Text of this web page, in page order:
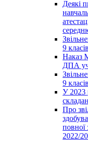
Деякі
9 класів
Наказ
ДПА
9
У 2023
Про
повної
2022/